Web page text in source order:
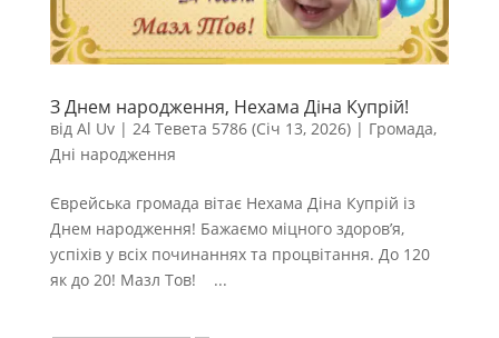
З Днем народження, Нехама Діна Купрій!
від Al Uv| 24 Тевета 5786 (Січ 13, 2026)| Громада,
Дні народження
Єврейська громада вітає Нехама Діна Купрій із
Днем народження! Бажаємо міцного здоров’я,
успіхів у всіх починаннях та процвітання. До 120
як до 20! Мазл Тов! ...